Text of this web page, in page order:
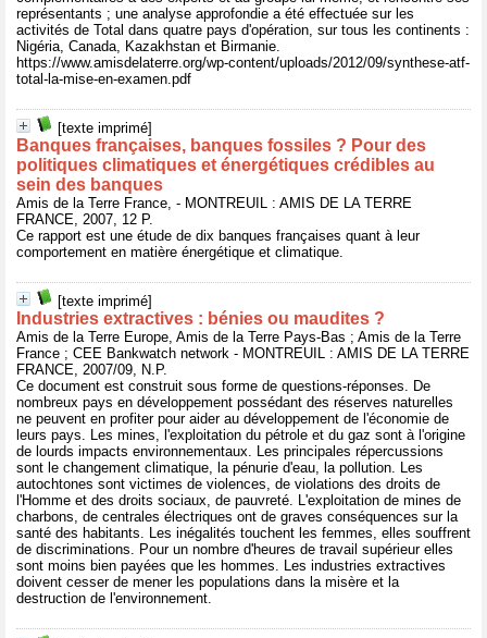
représentants ; une analyse approfondie a été effectuée sur les
activités de Total dans quatre pays d'opération, sur tous les continents :
Nigéria, Canada, Kazakhstan et Birmanie.
https://www.amisdelaterre.org/wp-content/uploads/2012/09/synthese-atf-
total-la-mise-en-examen.pdf
[texte imprimé]
Banques françaises, banques fossiles ? Pour des
politiques climatiques et énergétiques crédibles au
sein des banques
Amis de la Terre France, - MONTREUIL : AMIS DE LA TERRE
FRANCE, 2007, 12 P.
Ce rapport est une étude de dix banques françaises quant à leur
comportement en matière énergétique et climatique.
[texte imprimé]
Industries extractives : bénies ou maudites ?
Amis de la Terre Europe, Amis de la Terre Pays-Bas ; Amis de la Terre
France ; CEE Bankwatch network - MONTREUIL : AMIS DE LA TERRE
FRANCE, 2007/09, N.P.
Ce document est construit sous forme de questions-réponses. De
nombreux pays en développement possédant des réserves naturelles
ne peuvent en profiter pour aider au développement de l'économie de
leurs pays. Les mines, l'exploitation du pétrole et du gaz sont à l'origine
de lourds impacts environnementaux. Les principales répercussions
sont le changement climatique, la pénurie d'eau, la pollution. Les
autochtones sont victimes de violences, de violations des droits de
l'Homme et des droits sociaux, de pauvreté. L'exploitation de mines de
charbons, de centrales électriques ont de graves conséquences sur la
santé des habitants. Les inégalités touchent les femmes, elles souffrent
de discriminations. Pour un nombre d'heures de travail supérieur elles
sont moins bien payées que les hommes. Les industries extractives
doivent cesser de mener les populations dans la misère et la
destruction de l'environnement.